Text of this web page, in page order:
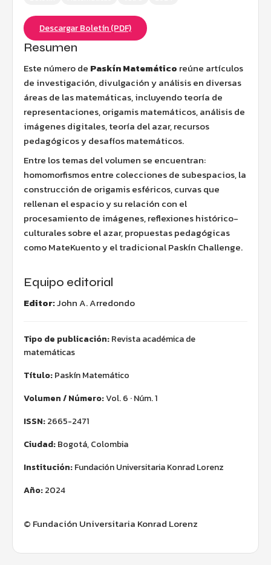
Descargar Boletín (PDF)
Resumen
Este número de Paskín Matemático reúne artículos
de investigación, divulgación y análisis en diversas
áreas de las matemáticas, incluyendo teoría de
representaciones, origamis matemáticos, análisis de
imágenes digitales, teoría del azar, recursos
pedagógicos y desafíos matemáticos.
Entre los temas del volumen se encuentran:
homomorfismos entre colecciones de subespacios, la
construcción de origamis esféricos, curvas que
rellenan el espacio y su relación con el
procesamiento de imágenes, reflexiones histórico-
culturales sobre el azar, propuestas pedagógicas
como MateKuento y el tradicional Paskín Challenge.
Equipo editorial
Editor:John A. Arredondo
Tipo de publicación:Revista académica de
matemáticas
Título:Paskín Matemático
Volumen / Número:Vol. 6 · Núm. 1
ISSN:2665-2471
Ciudad:Bogotá, Colombia
Institución:Fundación Universitaria Konrad Lorenz
Año:2024
© Fundación Universitaria Konrad Lorenz